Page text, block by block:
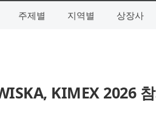
주제별 지역별 상장사
KIMEX 2026